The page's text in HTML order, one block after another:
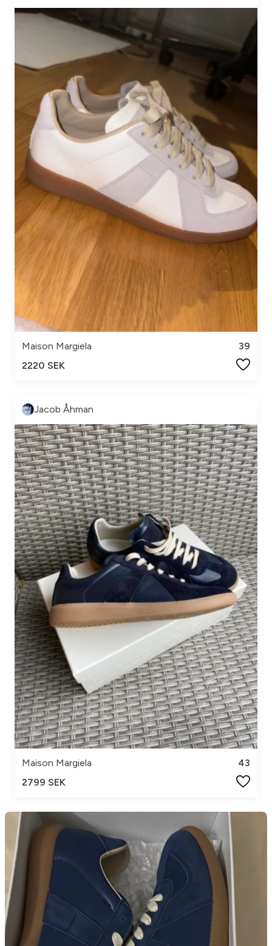
Maison Margiela
39
2220 SEK
Jacob Åhman
Maison Margiela
43
2799 SEK